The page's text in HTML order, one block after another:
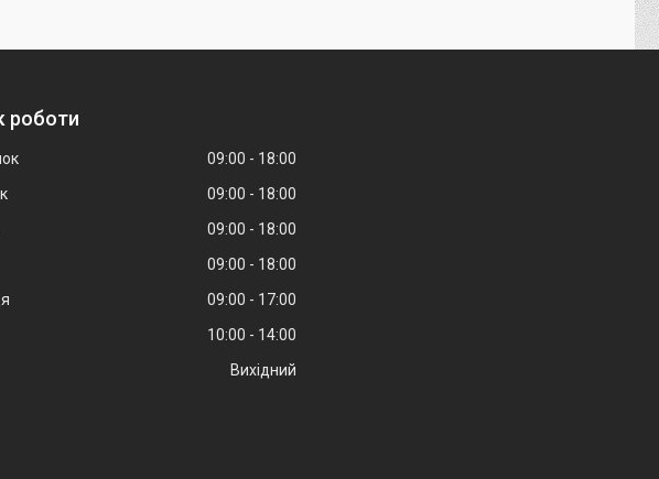
роботи
09:00
18:00
09:00
18:00
09:00
18:00
09:00
18:00
09:00
17:00
10:00
14:00
Вихідний